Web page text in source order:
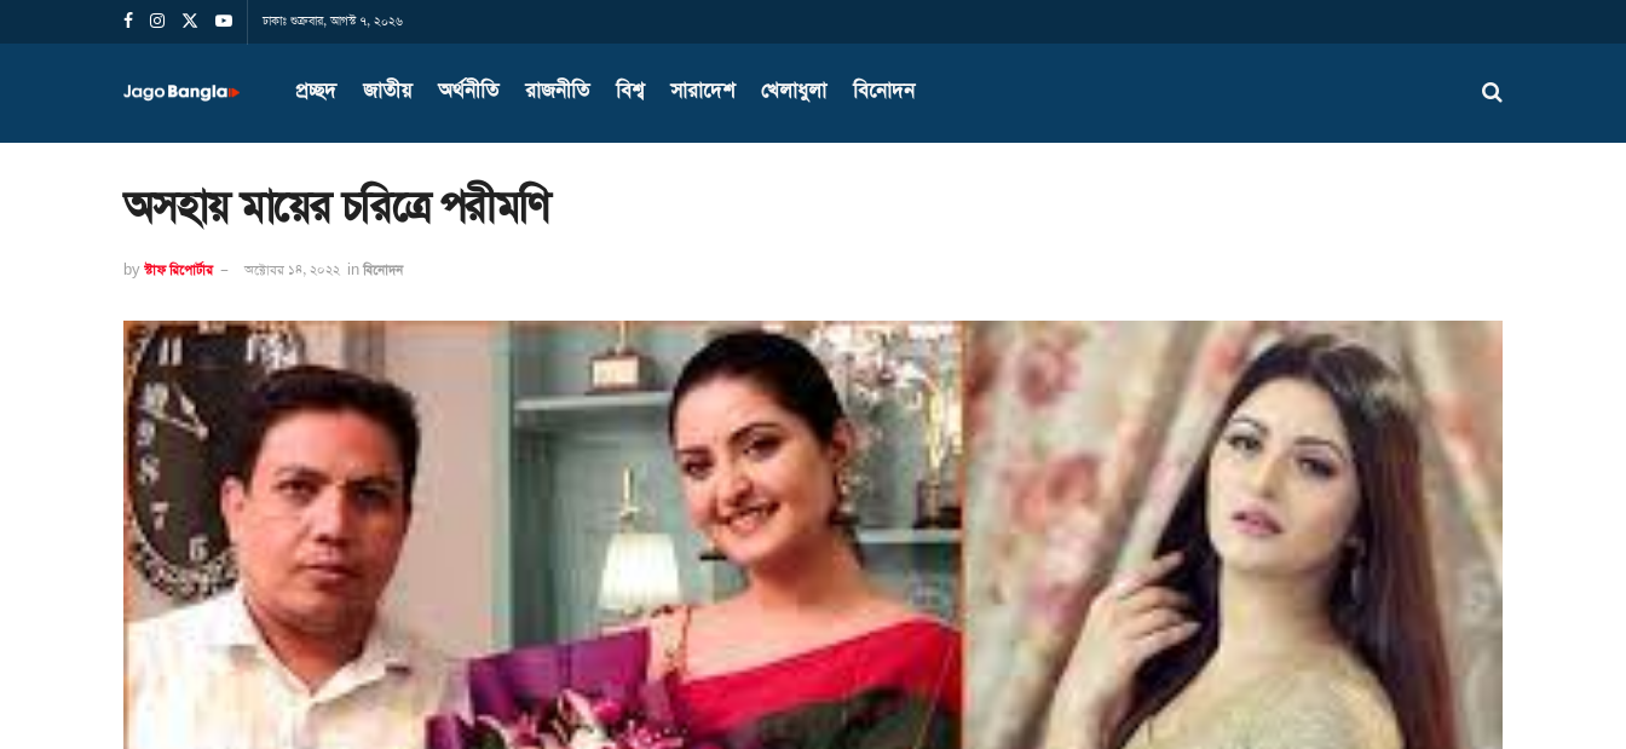
ঢাকাঃ শুক্রবার, আগস্ট ৭, ২০২৬
প্রচ্ছদ জাতীয় অর্থনীতি রাজনীতি বিশ্ব সারাদেশ খেলাধুলা বিনোদন
অসহায় মায়ের চরিত্রে পরীমণি
by স্টাফ রিপোর্টার অক্টোবর ১৪, ২০২২ in বিনোদন